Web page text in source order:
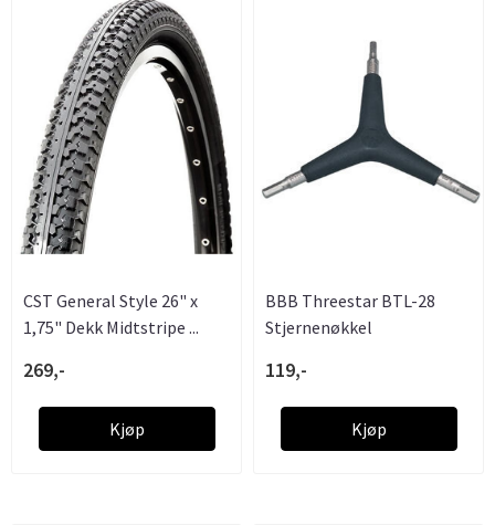
CST General Style 26" x
1,75" Dekk Midtstripe ...
269,-
Kjøp
BBB Threestar BTL-28
Stjernenøkkel
119,-
Kjøp